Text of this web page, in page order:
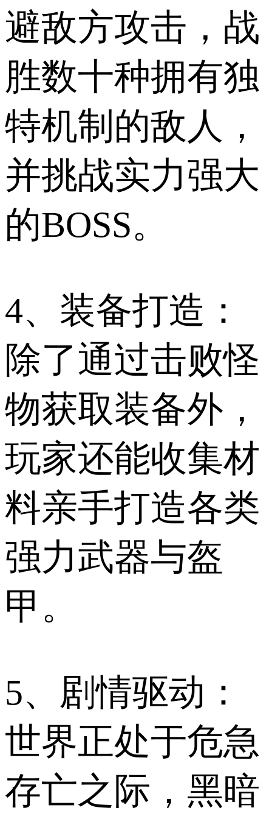
避敌方攻击，战
胜数十种拥有独
特机制的敌人，
并挑战实力强大
的BOSS。
4、装备打造：
除了通过击败怪
物获取装备外，
玩家还能收集材
料亲手打造各类
强力武器与盔
甲。
5、剧情驱动：
世界正处于危急
存亡之际，黑暗